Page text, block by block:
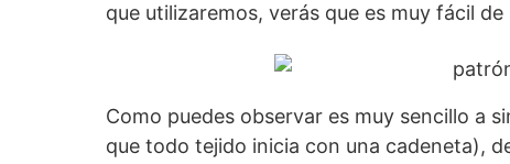
que utilizaremos, verás que es muy fácil de
Como puedes observar es muy sencillo a
que todo tejido inicia con una cadeneta),